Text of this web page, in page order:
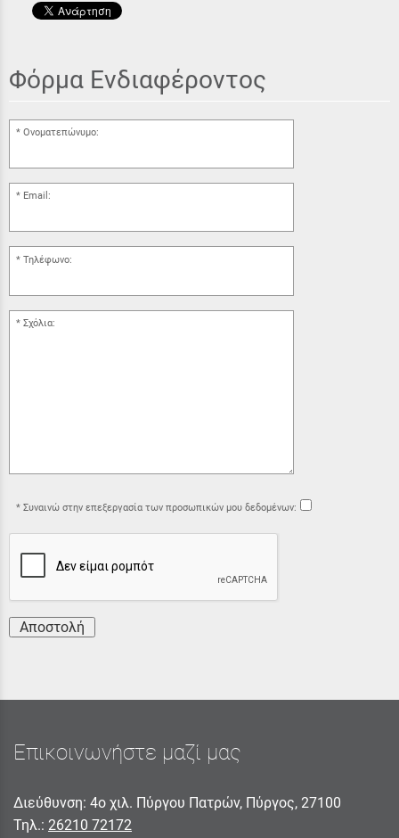
Φόρμα Ενδιαφέροντος
Ονοματεπώνυμο:
Email:
Τηλέφωνο:
Σχόλια:
Συναινώ στην επεξεργασία των προσωπικών μου δεδομένων:
Αποστολή
Επικοινωνήστε μαζί μας
Διεύθυνση: 4ο χιλ. Πύργου Πατρών, Πύργος, 27100
Τηλ.: 26210 72172